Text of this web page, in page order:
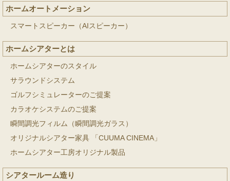
ホームオートメーション
スマートスピーカー（AIスピーカー）
ホームシアターとは
ホームシアターのスタイル
サラウンドシステム
ゴルフシミュレーターのご提案
カラオケシステムのご提案
瞬間調光フィルム（瞬間調光ガラス）
オリジナルシアター家具 「CUUMA CINEMA」
ホームシアター工房オリジナル製品
シアタールーム造り